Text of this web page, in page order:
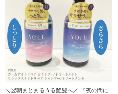
＼翌朝まとまるうる艶髪へ／ 『夜の間に